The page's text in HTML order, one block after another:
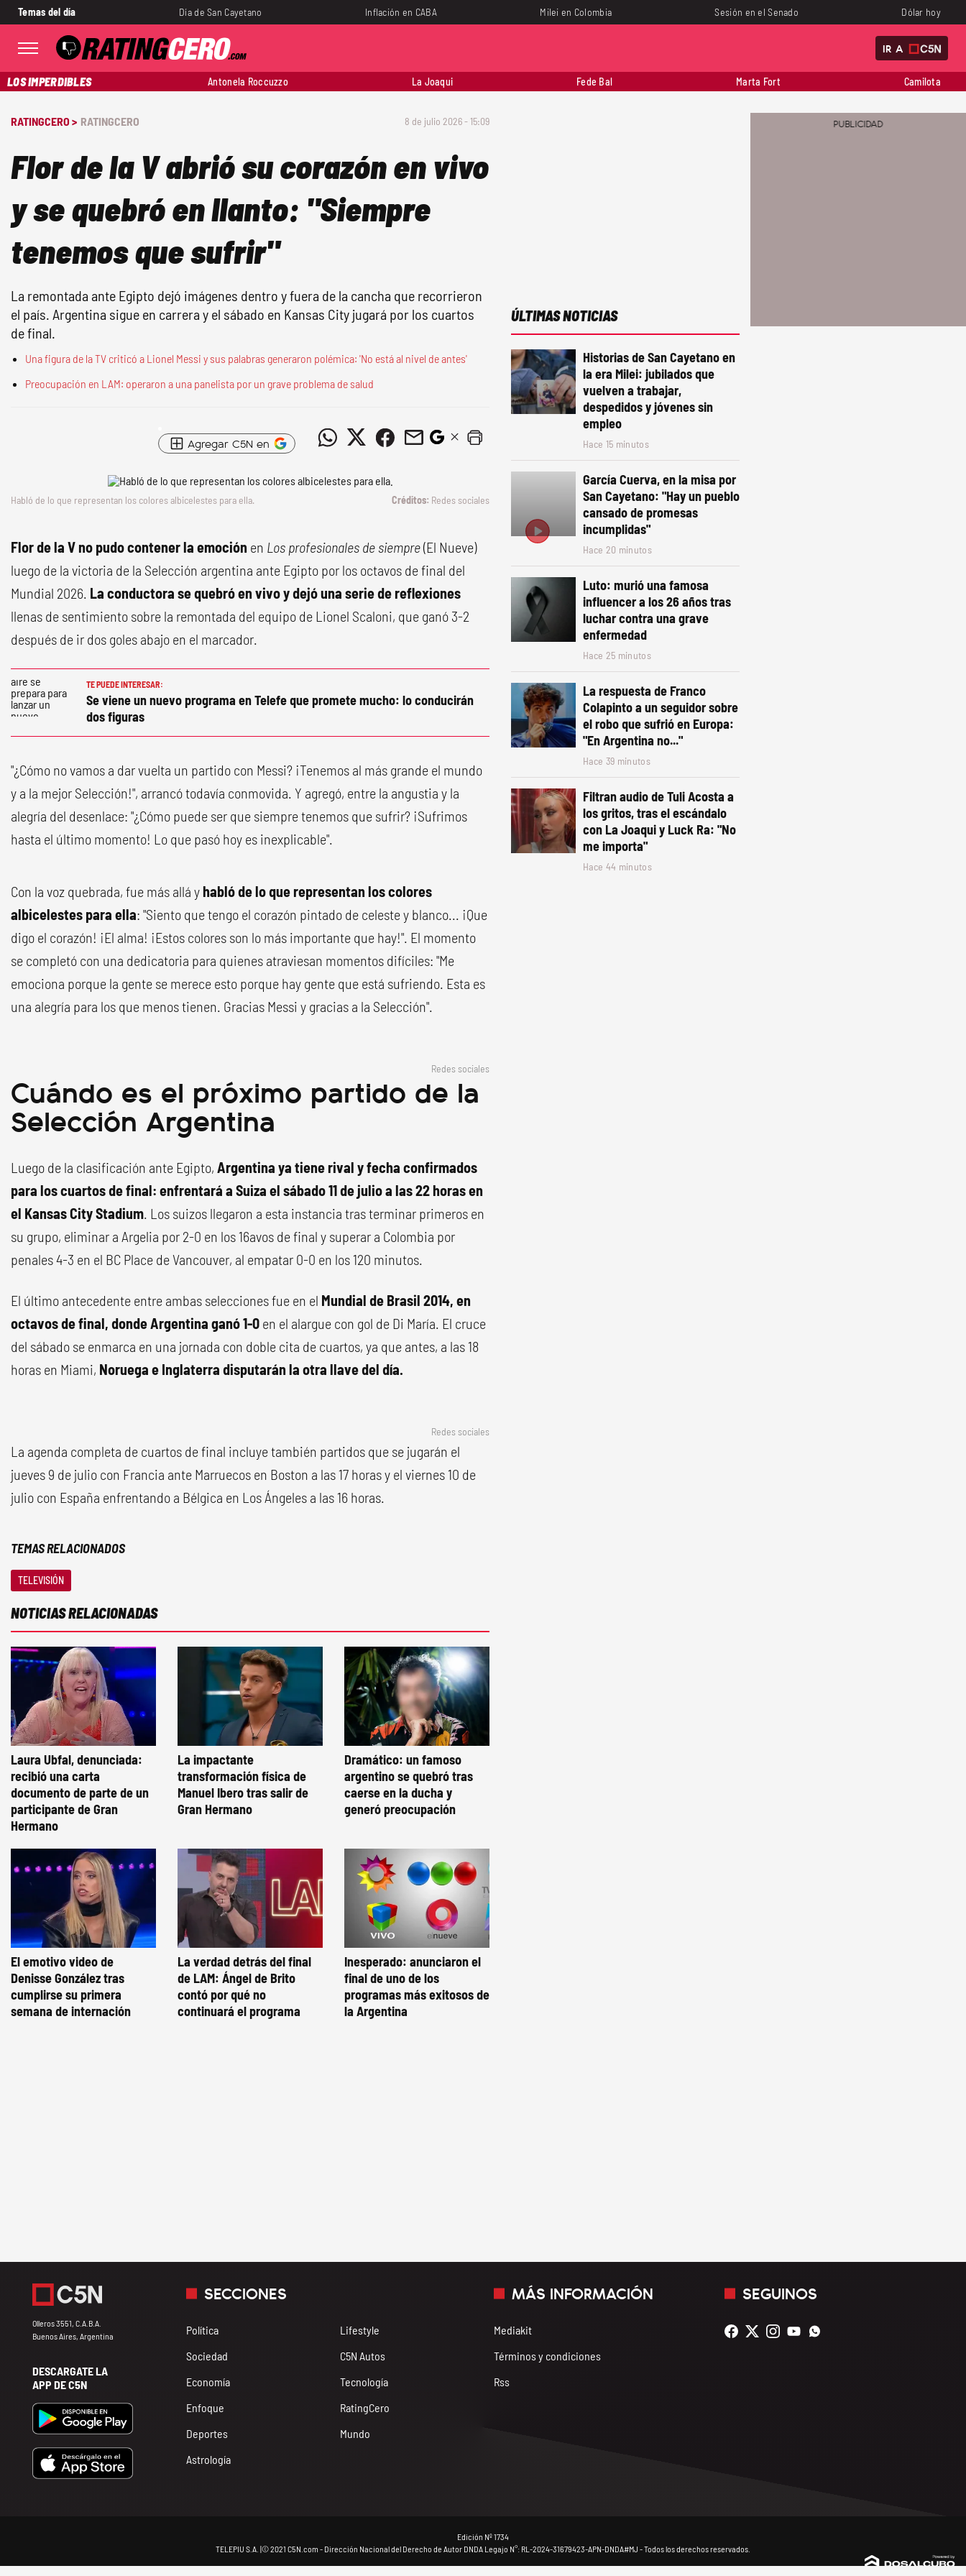
Temas del día Día de San Cayetano Inflación en CABA Milei en Colombia Sesión en el Senado Dólar hoy
IR A
LOS IMPERDIBLES Antonela Roccuzzo La Joaqui Fede Bal Marta Fort Camilota
RATINGCERO > RATINGCERO 8 de julio 2026 - 15:09
Flor de la V abrió su corazón en vivo
y se quebró en llanto: "Siempre
tenemos que sufrir"
La remontada ante Egipto dejó imágenes dentro y fuera de la cancha que recorrieron
el país. Argentina sigue en carrera y el sábado en Kansas City jugará por los cuartos
de final.
Una figura de la TV criticó a Lionel Messi y sus palabras generaron polémica: 'No está al nivel de antes'
Preocupación en LAM: operaron a una panelista por un grave problema de salud
Agregar C5N en
Habló de lo que representan los colores albicelestes para ella. Redes sociales
Flor de la V no pudo contener la emoción en Los profesionales de siempre(El Nueve)
luego de la victoria de la Selección argentina ante Egipto por los octavos de final del
Mundial 2026. La conductora se quebró en vivo y dejó una serie de reflexiones
llenas de sentimiento sobre la remontada del equipo de Lionel Scaloni, que ganó 3-2
después de ir dos goles abajo en el marcador.
TE PUEDE INTERESAR:
Se viene un nuevo programa en Telefe que promete mucho: lo conducirán
dos figuras
"¿Cómo no vamos a dar vuelta un partido con Messi? ¡Tenemos al más grande el mundo
y a la mejor Selección!", arrancó todavía conmovida. Y agregó, entre la angustia y la
alegría del desenlace: "¿Cómo puede ser que siempre tenemos que sufrir? ¡Sufrimos
hasta el último momento! Lo que pasó hoy es inexplicable".
Con la voz quebrada, fue más allá y habló de lo que representan los colores
albicelestes para ella: "Siento que tengo el corazón pintado de celeste y blanco... ¡Que
digo el corazón! ¡El alma! ¡Estos colores son lo más importante que hay!". El momento
se completó con una dedicatoria para quienes atraviesan momentos difíciles: "Me
emociona porque la gente se merece esto porque hay gente que está sufriendo. Esta es
una alegría para los que menos tienen. Gracias Messi y gracias a la Selección".
Redes sociales
Cuándo es el próximo partido de la
Selección Argentina
Luego de la clasificación ante Egipto, Argentina ya tiene rival y fecha confirmados
para los cuartos de final: enfrentará a Suiza el sábado 11 de julio a las 22 horas en
el Kansas City Stadium. Los suizos llegaron a esta instancia tras terminar primeros en
su grupo, eliminar a Argelia por 2-0 en los 16avos de final y superar a Colombia por
penales 4-3 en el BC Place de Vancouver, al empatar 0-0 en los 120 minutos.
El último antecedente entre ambas selecciones fue en el Mundial de Brasil 2014, en
octavos de final, donde Argentina ganó 1-0 en el alargue con gol de Di María. El cruce
del sábado se enmarca en una jornada con doble cita de cuartos, ya que antes, a las 18
horas en Miami, Noruega e Inglaterra disputarán la otra llave del día.
Redes sociales
La agenda completa de cuartos de final incluye también partidos que se jugarán el
jueves 9 de julio con Francia ante Marruecos en Boston a las 17 horas y el viernes 10 de
julio con España enfrentando a Bélgica en Los Ángeles a las 16 horas.
TEMAS RELACIONADOS
TELEVISIÓN
NOTICIAS RELACIONADAS
Laura Ubfal, denunciada:
recibió una carta
documento de parte de un
participante de Gran
Hermano
La impactante
transformación física de
Manuel Ibero tras salir de
Gran Hermano
Dramático: un famoso
argentino se quebró tras
caerse en la ducha y
generó preocupación
El emotivo video de
Denisse González tras
cumplirse su primera
semana de internación
La verdad detrás del final
de LAM: Ángel de Brito
contó por qué no
continuará el programa
Inesperado: anunciaron el
final de uno de los
programas más exitosos de
la Argentina
ÚLTIMAS NOTICIAS
Historias de San Cayetano en
la era Milei: jubilados que
vuelven a trabajar,
despedidos y jóvenes sin
empleo
Hace 15 minutos
García Cuerva, en la misa por
San Cayetano: "Hay un pueblo
cansado de promesas
incumplidas"
Hace 20 minutos
Luto: murió una famosa
influencer a los 26 años tras
luchar contra una grave
enfermedad
Hace 25 minutos
La respuesta de Franco
Colapinto a un seguidor sobre
el robo que sufrió en Europa:
"En Argentina no..."
Hace 39 minutos
Filtran audio de Tuli Acosta a
los gritos, tras el escándalo
con La Joaqui y Luck Ra: "No
me importa"
Hace 44 minutos
Olleros 3551, C.A.B.A.
Buenos Aires, Argentina
DESCARGATE LA
APP DE C5N
SECCIONES
Política
Sociedad
Economía
Enfoque
Deportes
Astrología
Lifestyle
C5N Autos
Tecnología
RatingCero
Mundo
MÁS INFORMACIÓN
Mediakit
Términos y condiciones
Rss
SEGUINOS
Edición Nº 1734
TELEPIU S.A. |© 2021 C5N.com - Dirección Nacional del Derecho de Autor DNDA Legajo N°: RL-2024-31679423-APN-DNDA#MJ - Todos los derechos reservados.